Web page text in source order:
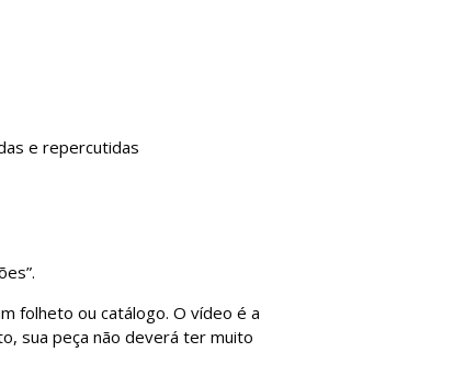
e repercutidas
folheto ou catálogo. O vídeo é a
sua peça não deverá ter muito